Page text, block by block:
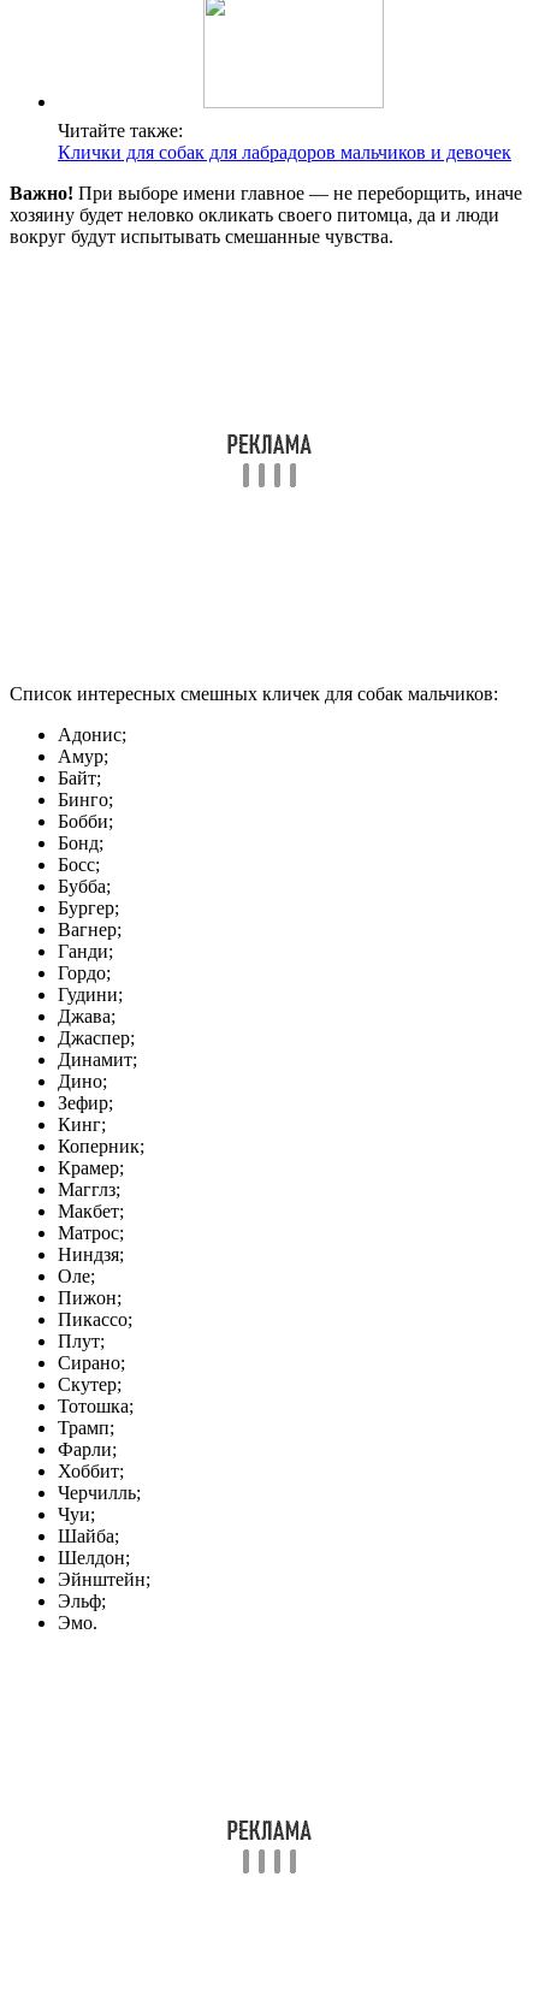
Читайте также:
Клички для собак для лабрадоров мальчиков и девочек
Важно! При выборе имени главное — не переборщить, иначе
хозяину будет неловко окликать своего питомца, да и люди
вокруг будут испытывать смешанные чувства.
Список интересных смешных кличек для собак мальчиков:
Адонис;
Амур;
Байт;
Бинго;
Бобби;
Бонд;
Босс;
Бубба;
Бургер;
Вагнер;
Ганди;
Гордо;
Гудини;
Джава;
Джаспер;
Динамит;
Дино;
Зефир;
Кинг;
Коперник;
Крамер;
Магглз;
Макбет;
Матрос;
Ниндзя;
Оле;
Пижон;
Пикассо;
Плут;
Сирано;
Скутер;
Тотошка;
Трамп;
Фарли;
Хоббит;
Черчилль;
Чуи;
Шайба;
Шелдон;
Эйнштейн;
Эльф;
Эмо.